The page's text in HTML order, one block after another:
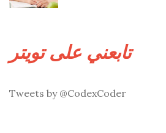
تابعني على تويتر
Tweets by @CodexCoder